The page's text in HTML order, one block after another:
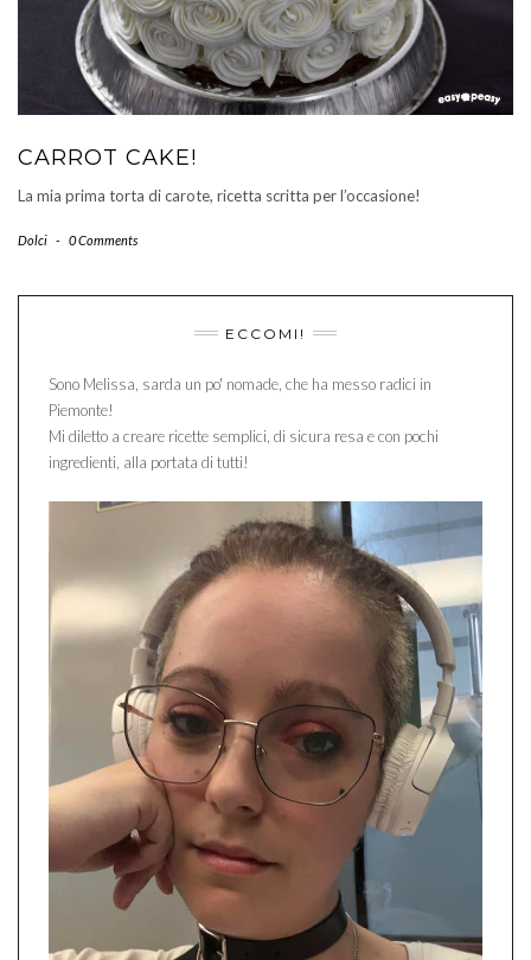
CARROT CAKE!
La mia prima torta di carote, ricetta scritta per l’occasione!
Dolci - 0 Comments
ECCOMI!
Sono Melissa, sarda un po' nomade, che ha messo radici in
Piemonte!
Mi diletto a creare ricette semplici, di sicura resa e con pochi
ingredienti, alla portata di tutti!